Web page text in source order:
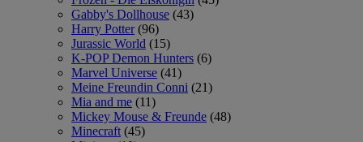
Gabby's Dollhouse (43)
Harry Potter (96)
Jurassic World (15)
K-POP Demon Hunters (6)
Marvel Universe (41)
Meine Freundin Conni (21)
Mia and me (11)
Mickey Mouse & Freunde (48)
Minecraft (45)